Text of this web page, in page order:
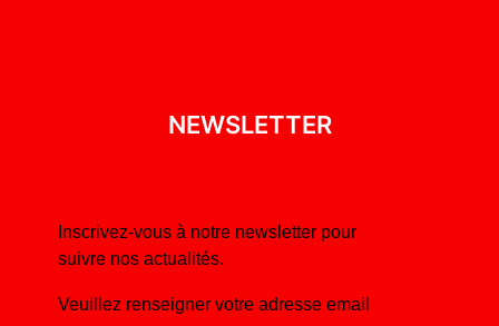
NEWSLETTER
Inscrivez-vous à notre newsletter pour
suivre nos actualités.
Veuillez renseigner votre adresse email